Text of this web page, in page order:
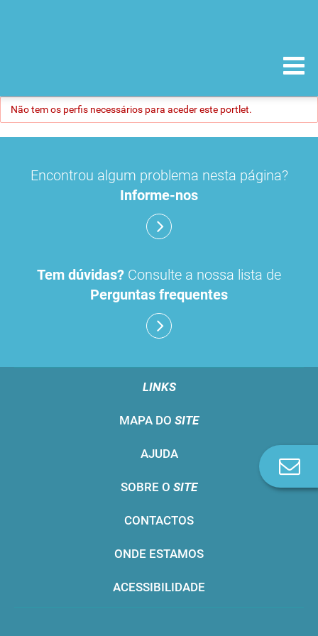
Não tem os perfis necessários para aceder este portlet.
Encontrou algum problema nesta página?
Informe-nos
Tem dúvidas? Consulte a nossa lista de
Perguntas frequentes
LINKS
MAPA DO SITE
AJUDA
SOBRE O SITE
CONTACTOS
ONDE ESTAMOS
ACESSIBILIDADE